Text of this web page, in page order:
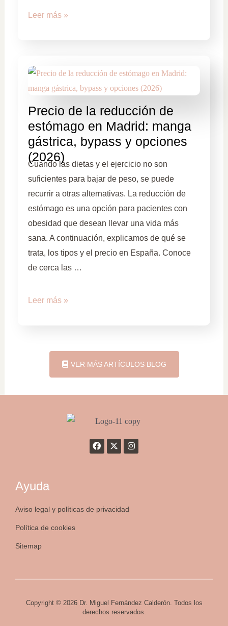
Leer más »
Precio de la reducción de
estómago en Madrid: manga
gástrica, bypass y opciones
(2026)
Cuando las dietas y el ejercicio no son
suficientes para bajar de peso, se puede
recurrir a otras alternativas. La reducción de
estómago es una opción para pacientes con
obesidad que desean llevar una vida más
sana. A continuación, explicamos de qué se
trata, los tipos y el precio en España. Conoce
de cerca las …
Leer más »
VER MÁS ARTÍCULOS BLOG
Ayuda
Aviso legal y políticas de privacidad
Política de cookies
Sitemap
Copyright © 2026 Dr. Miguel Fernández Calderón. Todos los
derechos reservados.